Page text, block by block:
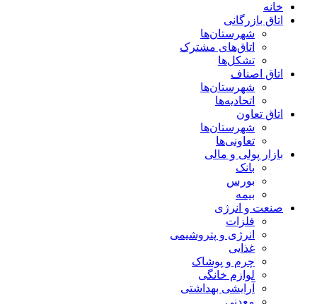
خانه
اتاق بازرگانی
شهرستان‌ها
اتاق‌های مشترک
تشکل‌ها
اتاق اصناف
شهرستان‌ها
اتحادیه‌ها
اتاق تعاون
شهرستان‌ها
تعاونی‌ها
بازار پولی و مالی
بانک
بورس
بیمه
صنعت و انرژی
فلزات
انرژی و پتروشیمی
غذایی
چرم و پوشاک
لوازم خانگی
آرایشی بهداشتی